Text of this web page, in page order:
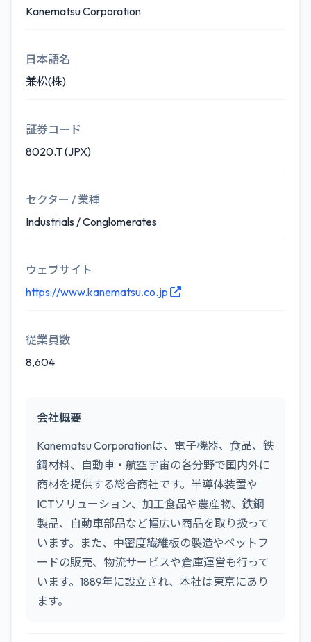
Kanematsu Corporation
日本語名
兼松(株)
証券コード
8020.T (JPX)
セクター / 業種
Industrials / Conglomerates
ウェブサイト
https://www.kanematsu.co.jp
従業員数
8,604
会社概要
Kanematsu Corporationは、電子機器、食品、鉄
鋼材料、自動車・航空宇宙の各分野で国内外に
商材を提供する総合商社です。半導体装置や
ICTソリューション、加工食品や農産物、鉄鋼
製品、自動車部品など幅広い商品を取り扱って
います。また、中密度繊維板の製造やペットフ
ードの販売、物流サービスや倉庫運営も行って
います。1889年に設立され、本社は東京にあり
ます。